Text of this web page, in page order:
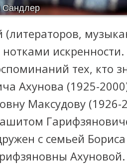
(литераторов,
тех, кто
Ахунова (1925-
Максудову (1926-
с семьей